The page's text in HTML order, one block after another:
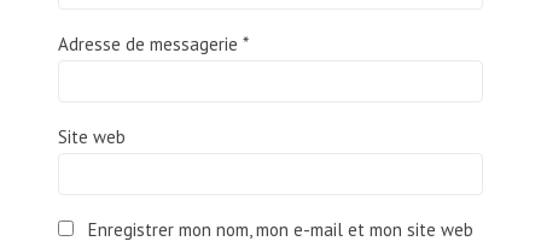
Adresse de messagerie *
Site web
Enregistrer mon nom, mon e-mail et mon site web